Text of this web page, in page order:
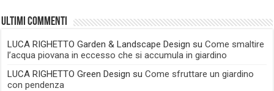
Ultimi commenti
LUCA RIGHETTO Garden & Landscape Design suCome smaltire
l’acqua piovana in eccesso che si accumula in giardino
LUCA RIGHETTO Green Design suCome sfruttare un giardino
con pendenza